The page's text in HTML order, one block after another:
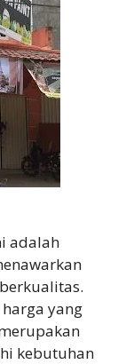
adalah
yang
kebutuhan